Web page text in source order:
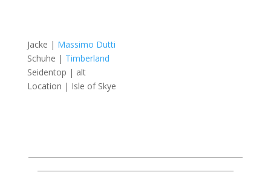
Jacke | Massimo Dutti
Schuhe | Timberland
Seidentop | alt
Location | Isle of Skye